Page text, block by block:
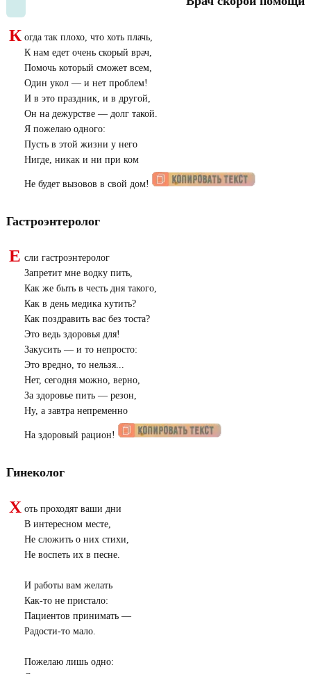
К огда так плохо, что хоть плачь,
К нам едет очень скорый врач,
Помочь который сможет всем,
Один укол — и нет проблем!
И в это праздник, и в другой,
Он на дежурстве — долг такой.
Я пожелаю одного:
Пусть в этой жизни у него
Нигде, никак и ни при ком
Не будет вызовов в свой дом!
Гастроэнтеролог
Е сли гастроэнтеролог
Запретит мне водку пить,
Как же быть в честь дня такого,
Как в день медика кутить?
Как поздравить вас без тоста?
Это ведь здоровья для!
Закусить — и то непросто:
Это вредно, то нельзя...
Нет, сегодня можно, верно,
За здоровье пить — резон,
Ну, а завтра непременно
На здоровый рацион!
Гинеколог
Х оть проходят ваши дни
В интересном месте,
Не сложить о них стихи,
Не воспеть их в песне.
И работы вам желать
Как-то не пристало:
Пациентов принимать —
Радости-то мало.
Пожелаю лишь одно: